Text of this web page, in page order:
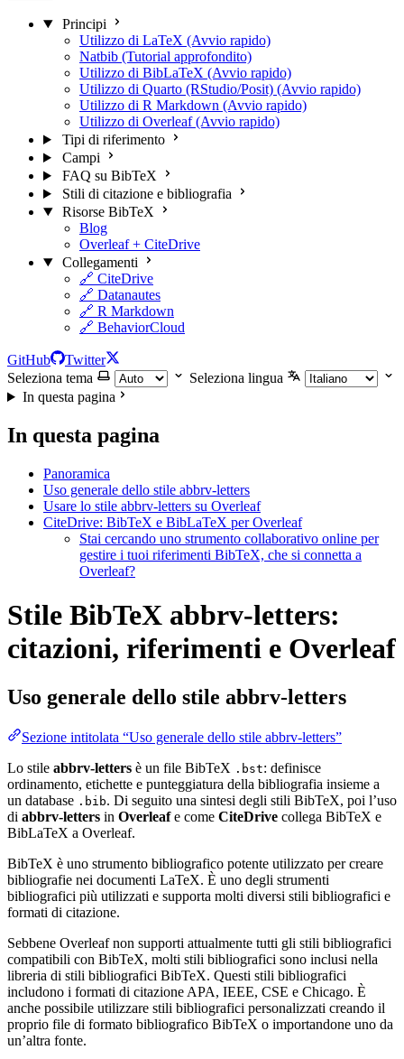
Principi
Utilizzo di LaTeX (Avvio rapido)
Natbib (Tutorial approfondito)
Utilizzo di BibLaTeX (Avvio rapido)
Utilizzo di Quarto (RStudio/Posit) (Avvio rapido)
Utilizzo di R Markdown (Avvio rapido)
Utilizzo di Overleaf (Avvio rapido)
Tipi di riferimento
Campi
FAQ su BibTeX
Stili di citazione e bibliografia
Risorse BibTeX
Blog
Overleaf + CiteDrive
Collegamenti
🔗 CiteDrive
🔗 Datanautes
🔗 R Markdown
🔗 BehaviorCloud
GitHub
Twitter
Seleziona tema
Seleziona lingua
In questa pagina
In questa pagina
Panoramica
Uso generale dello stile abbrv-letters
Usare lo stile abbrv-letters su Overleaf
CiteDrive: BibTeX e BibLaTeX per Overleaf
Stai cercando uno strumento collaborativo online per
gestire i tuoi riferimenti BibTeX, che si connetta a
Overleaf?
Stile BibTeX abbrv-letters:
citazioni, riferimenti e Overleaf
Uso generale dello stile abbrv-letters
Sezione intitolata “Uso generale dello stile abbrv-letters”
Lo stile abbrv-letters è un file BibTeX .bst: definisce
ordinamento, etichette e punteggiatura della bibliografia insieme a
un database .bib. Di seguito una sintesi degli stili BibTeX, poi l’uso
di abbrv-letters in Overleafe come CiteDrive collega BibTeX e
BibLaTeX a Overleaf.
BibTeX è uno strumento bibliografico potente utilizzato per creare
bibliografie nei documenti LaTeX. È uno degli strumenti
bibliografici più utilizzati e supporta molti diversi stili bibliografici e
formati di citazione.
Sebbene Overleaf non supporti attualmente tutti gli stili bibliografici
compatibili con BibTeX, molti stili bibliografici sono inclusi nella
libreria di stili bibliografici BibTeX. Questi stili bibliografici
includono i formati di citazione APA, IEEE, CSE e Chicago. È
anche possibile utilizzare stili bibliografici personalizzati creando il
proprio file di formato bibliografico BibTeX o importandone uno da
un’altra fonte.